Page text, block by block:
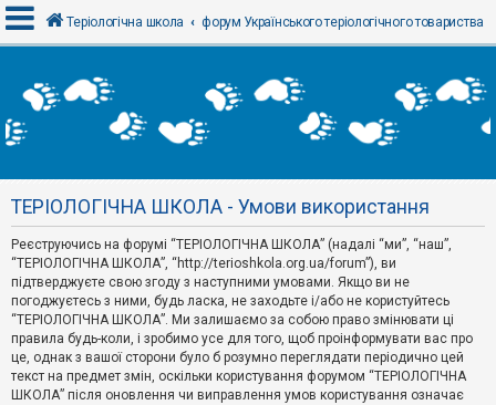
х
і
Р
є
с
т
р
а
ц
я
Теріологічна школа форум Українського теріологічного товариства
ТЕРІОЛОГІЧНА ШКОЛА - Умови використання
Реєструючись на форумі “ТЕРІОЛОГІЧНА ШКОЛА” (надалі “ми”, “наш”,
“ТЕРІОЛОГІЧНА ШКОЛА”, “http://terioshkola.org.ua/forum”), ви
підтверджуєте свою згоду з наступними умовами. Якщо ви не
погоджуєтесь з ними, будь ласка, не заходьте і/або не користуйтесь
“ТЕРІОЛОГІЧНА ШКОЛА”. Ми залишаємо за собою право змінювати ці
правила будь-коли, і зробимо усе для того, щоб проінформувати вас про
це, однак з вашої сторони було б розумно переглядати періодично цей
текст на предмет змін, оскільки користування форумом “ТЕРІОЛОГІЧНА
ШКОЛА” після оновлення чи виправлення умов користування означає